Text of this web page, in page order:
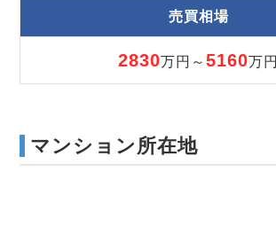
売買相場
2830万円～5160万円
マンション所在地